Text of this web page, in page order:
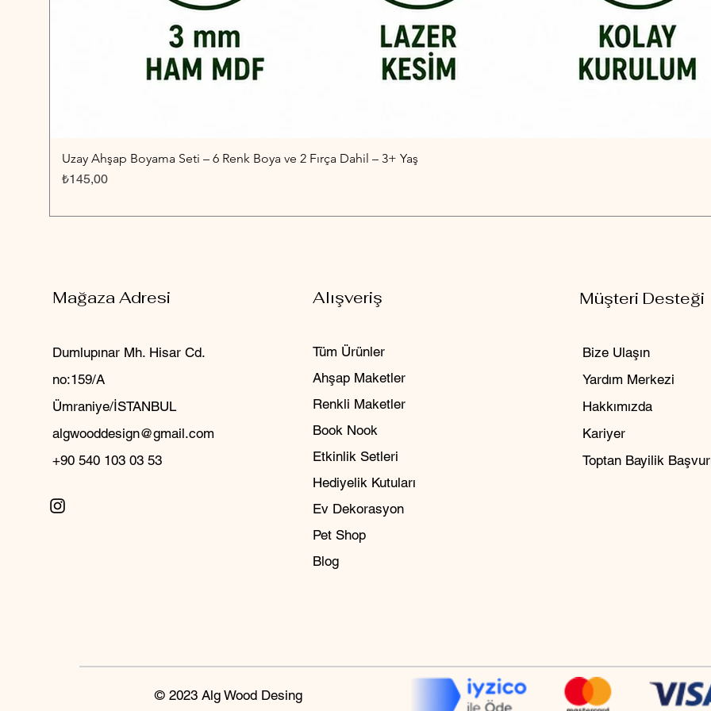
Uzay Ahşap Boyama Seti – 6 Renk Boya ve 2 Fırça Dahil – 3+ Yaş
Fiyat
₺145,00
Mağaza Adresi
Dumlupınar Mh. Hisar Cd.
no:159/A
Ümraniye/İSTANBUL
algwooddesign@gmail.com
+90 540 103 03 53
Alışveriş
Tüm Ürünler
Ahşap Maketler
Renkli Maketler
Book Nook
Etkinlik Setleri
Hediyelik Kutuları
Ev Dekorasyon
Pet Shop
Blog
Müşteri Desteği
Bize Ulaşın
Yardım Merkezi
Hakkımızda
Kariyer
Toptan Bayilik
© 2023 Alg Wood Desing